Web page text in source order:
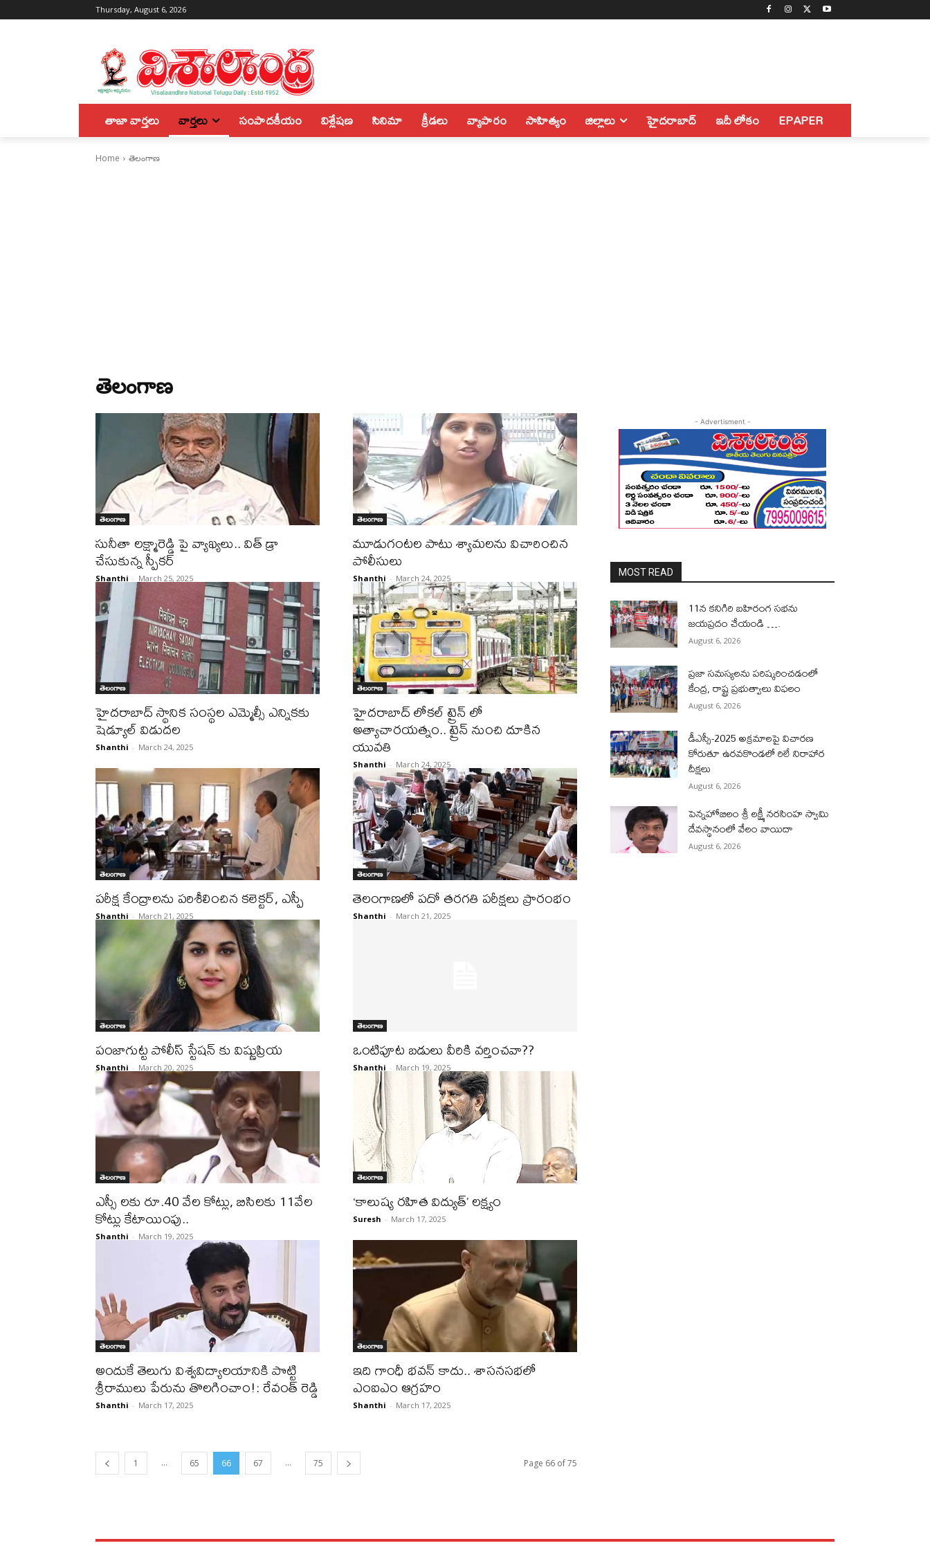
Thursday, August 6, 2026
తాజా వార్తలు వార్తలు సంపాదకీయం విశ్లేషణ సినిమా క్రీడలు వ్యాపారం సాహిత్యం జిల్లాలు హైదరాబాద్ ఇదీ లోకం EPAPER
Home తెలంగాణ
తెలంగాణ
తెలంగాణ
సునీతా ల‌క్ష్మారెడ్డి పై వ్యాఖ్య‌లు.. విత్ డ్రా
చేసుకున్న స్పీకర్
Shanthi - March 25, 2025
తెలంగాణ
మూడుగంట‌ల పాటు శ్యామ‌లను విచారించిన
పోలీసులు
Shanthi - March 24, 2025
తెలంగాణ
హైదరాబాద్‌ స్థానిక సంస్థల ఎమ్మెల్సీ ఎన్నికకు
షెడ్యూల్‌ విడుద‌ల
Shanthi - March 24, 2025
తెలంగాణ
హైదరాబాద్ లోకల్ ట్రైన్ లో
అత్యాచారయత్నం.. ట్రైన్ నుంచి దూకిన
యువతి
Shanthi - March 24, 2025
తెలంగాణ
ప‌రీక్ష కేంద్రాల‌ను ప‌రిశీలించిన క‌లెక్ట‌ర్, ఎస్పీ
Shanthi - March 21, 2025
తెలంగాణ
తెలంగాణ‌లో ప‌దో త‌ర‌గ‌తి ప‌రీక్ష‌లు ప్రారంభం
Shanthi - March 21, 2025
తెలంగాణ
పంజాగుట్ట పోలీస్ స్టేషన్ కు విష్ణుప్రియ
Shanthi - March 20, 2025
తెలంగాణ
ఒంటిపూట బడులు వీరికి వర్తించవా??
Shanthi - March 19, 2025
తెలంగాణ
ఎస్సీ ల‌కు రూ.40 వేల కోట్లు, బిసిల‌కు 11వేల
కోట్లు కేటాయింపు..
Shanthi - March 19, 2025
తెలంగాణ
‘కాలుష్య రహిత విద్యుత్‌’ లక్ష్యం
Suresh - March 17, 2025
తెలంగాణ
అందుకే తెలుగు విశ్వవిద్యాలయానికి పొట్టి
శ్రీరాములు పేరును తొలగించాం!: రేవంత్ రెడ్డి
Shanthi - March 17, 2025
తెలంగాణ
ఇది గాంధీ భ‌వ‌న్ కాదు.. శాస‌న‌స‌భలో
ఎంఐఎం ఆగ్రహం
Shanthi - March 17, 2025
1 ... 65 66 67 ... 75 Page 66 of 75
- Advertisment -
MOST READ
11న కనిగిరి బహిరంగ సభను
జయప్రదం చేయండి ….
August 6, 2026
ప్రజా సమస్యలను పరిష్కరించడంలో
కేంద్ర, రాష్ట్ర ప్రభుత్వాలు విఫలం
August 6, 2026
డీఎస్సీ-2025 అక్రమాలపై విచారణ
కోరుతూ ఉరవకొండలో రిలే నిరాహార
దీక్షలు
August 6, 2026
పెన్నహోబిలం శ్రీ లక్ష్మీ నరసింహ స్వామి
దేవస్థానంలో వేలం వాయిదా
August 6, 2026